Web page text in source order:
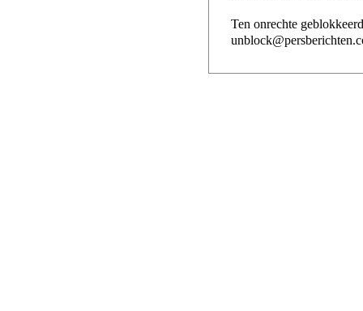
Ten onrechte